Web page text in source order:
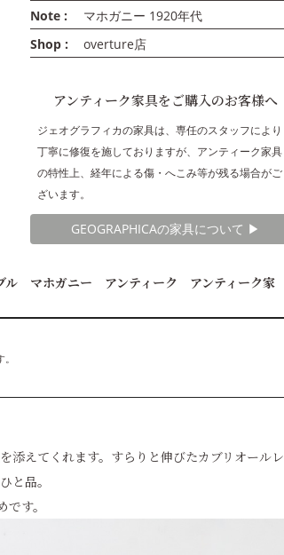
Note :
マホガニー 1920年代
Shop :
overture店
アンティーク家具をご購入のお客様へ
ジェオグラフィカの家具は、専任のスタッフにより
丁寧に修復を施しておりますが、アンティーク家具
の特性上、経年による傷・へこみ等が残る場合がご
ざいます。
GEOGRAPHICAの家具について ▶︎
ル マホガニー アンティーク アンティーク家
添えてくれます。すらりと伸びたカブリオールレ
と品。
す。